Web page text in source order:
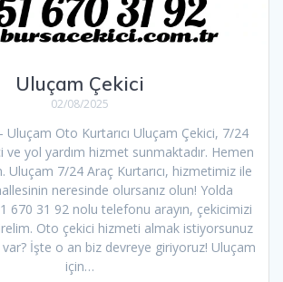
Uluçam Çekici
02/08/2025
Uluçam Oto Kurtarıcı Uluçam Çekici, 7/24
ve yol yardım hizmet sunmaktadır. Hemen
Uluçam 7/24 Araç Kurtarıcı, hizmetimiz ile
neresinde olursanız olun! Yolda
670 31 92 nolu telefonu arayın, çekicimizi
Oto çekici hizmeti almak istiyorsunuz
İşte o an biz devreye giriyoruz! Uluçam
için…